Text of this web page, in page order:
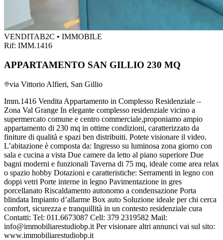
VENDITAB2C • IMMOBILE
Rif: IMM.1416
APPARTAMENTO SAN GILLIO 230 MQ
via Vittorio Alfieri, San Gillio
Imm.1416 Vendita Appartamento in Complesso Residenziale –
Zona Val Grange In elegante complesso residenziale vicino a
supermercato comune e centro commerciale,proponiamo ampio
appartamento di 230 mq in ottime condizioni, caratterizzato da
finiture di qualità e spazi ben distribuiti. Potete visionare il video.
L’abitazione è composta da: Ingresso su luminosa zona giorno con
sala e cucina a vista Due camere da letto al piano superiore Due
bagni moderni e funzionali Taverna di 75 mq, ideale come area relax
o spazio hobby Dotazioni e caratteristiche: Serramenti in legno con
doppi vetri Porte interne in legno Pavimentazione in gres
porcellanato Riscaldamento autonomo a condensazione Porta
blindata Impianto d’allarme Box auto Soluzione ideale per chi cerca
comfort, sicurezza e tranquillità in un contesto residenziale cura
Contatti: Tel: 011.6673087 Cell: 379 2319582 Mail:
info@immobiliarestudiobp.it Per visionare altri annunci vai sul sito:
www.immobiliarestudiobp.it